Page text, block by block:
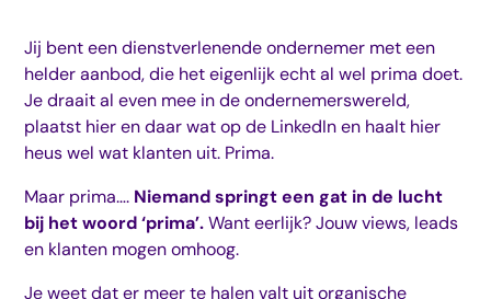
Jij bent een dienstverlenende ondernemer met een
helder aanbod, die het eigenlijk echt al wel prima doet.
Je draait al even mee in de ondernemerswereld,
plaatst hier en daar wat op de LinkedIn en haalt hier
heus wel wat klanten uit. Prima.
Maar prima…. Niemand springt een gat in de lucht
bij het woord ‘prima’.Want eerlijk? Jouw views, leads
en klanten mogen omhoog.
Je weet dat er meer te halen valt uit organische